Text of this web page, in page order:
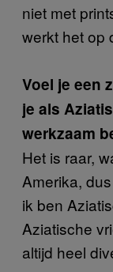
niet met
werkt het op
Voel je een
je als
werkzaam
Het is raar,
Amerika,
ik ben
Aziatische
altijd heel